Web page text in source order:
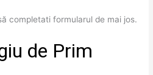
completati formularul de mai jos.